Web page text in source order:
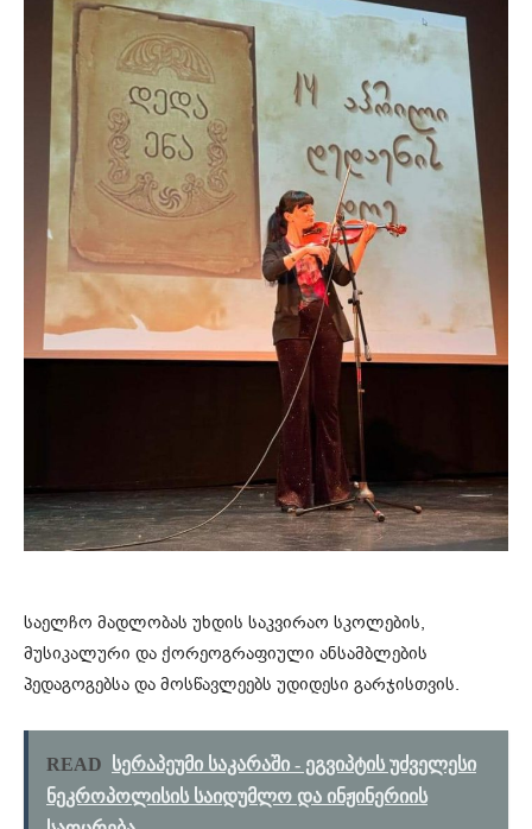
საელჩო მადლობას უხდის საკვირაო სკოლების,
მუსიკალური და ქორეოგრაფიული ანსამბლების
პედაგოგებსა და მოსწავლეებს უდიდესი გარჯისთვის.
READ სერაპეუმი საკარაში - ეგვიპტის უძველესი
ნეკროპოლისის საიდუმლო და ინჟინერიის